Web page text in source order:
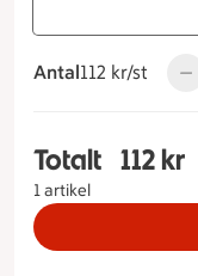
Antal
112 kronor styck
112 kr/st
Totalt
1 artikel
Totalt 1
112 kr